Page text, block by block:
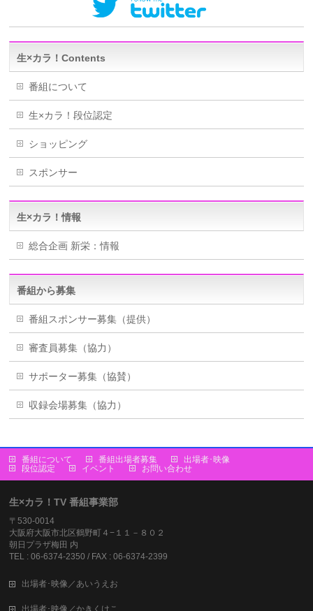
生×カラ！Contents
番組について
生×カラ！段位認定
ショッピング
スポンサー
生×カラ！情報
総合企画 新栄：情報
番組から募集
番組スポンサー募集（提供）
審査員募集（協力）
サポーター募集（協賛）
収録会場募集（協力）
番組について 番組出場者募集
出場者･映像
段位認定
イベント お問い合わせ
生×カラ！TV 番組事業部
〒530-0014
大阪府大阪市北区鶴野町４−１１－８０２
朝日プラザ梅田 内
TEL : 06-6374-2350 / FAX : 06-6374-2399
出場者･映像／あいうえお
出場者･映像／かきくけこ